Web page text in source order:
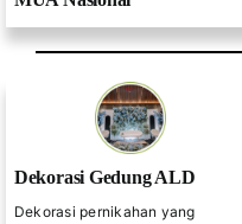
Dekorasi Gedung ALD
Dekorasi pernikahan yang